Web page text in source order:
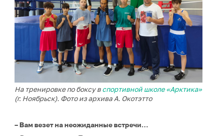
На тренировке по боксу вспортивной школе «Арктика»
(г. Ноябрьск). Фото из архива А. Окотэтто
– Вам везет на неожиданные встречи…